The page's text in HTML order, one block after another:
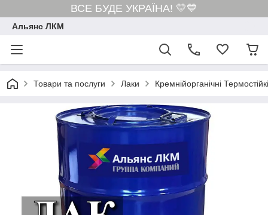
ВСЕ БУДЕ УКРАЇНА! 💛💙
Альянс ЛКМ
Товари та послуги Лаки Кремнійорганічні